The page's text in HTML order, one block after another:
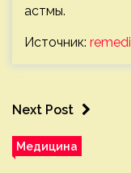
астмы.
Источник:
Next Post
Медицина